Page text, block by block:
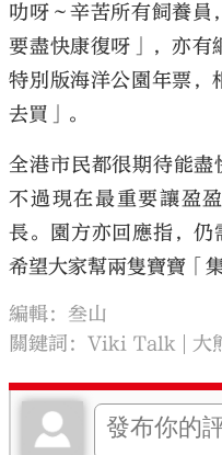
叻呀～辛苦所有飼養
要盡快康復呀」，亦有
特別版海洋公園年票，
去買」。
全港市民都很期待能盡
不過現在最重要讓盈
長。園方亦回應指，仍
希望大家幫兩隻寶寶「
編輯：叁山
關鍵詞：Viki Talk 大